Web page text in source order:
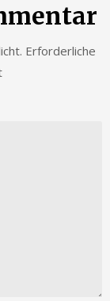
Erforderliche